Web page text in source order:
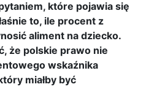
które pojawia się
to, ile procent z
aliment na dziecko.
że polskie prawo nie
wskaźnika
miałby być